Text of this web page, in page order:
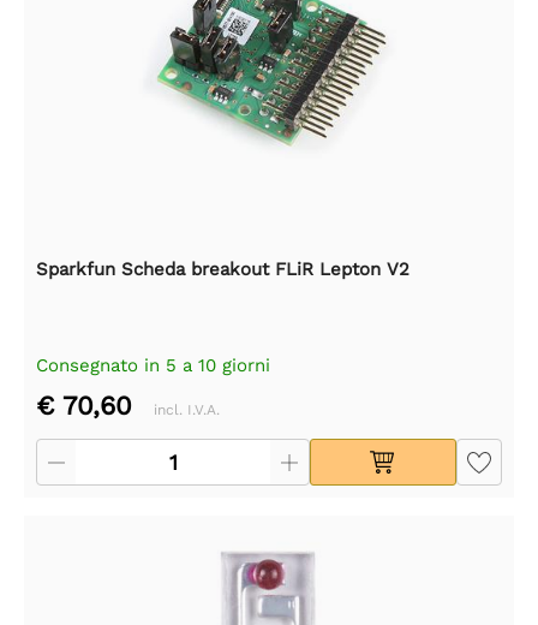
Sparkfun Scheda breakout FLiR Lepton V2
Consegnato in 5 a 10 giorni
€ 70,60 incl. I.V.A.